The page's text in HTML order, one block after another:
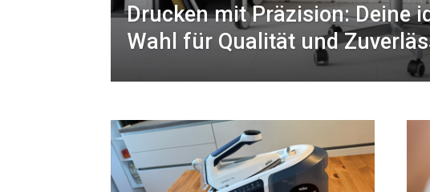
Drucken mit Präzision: Deine
Wahl für Qualität und